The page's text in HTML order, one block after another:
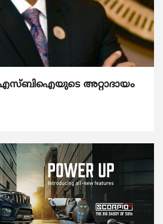
എസ്ബിഐയുടെ അറ്റാദായം